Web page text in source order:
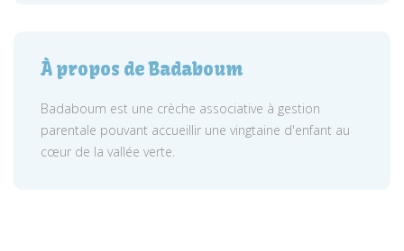
À propos de Badaboum
Badaboum est une crèche associative à gestion
parentale pouvant accueillir une vingtaine d'enfant au
cœur de la vallée verte.